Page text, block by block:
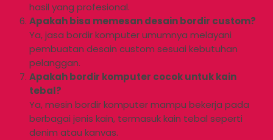
hasil yang profesional.
Apakah bisa memesan desain bordir custom?
Ya, jasa bordir komputer umumnya melayani
pembuatan desain custom sesuai kebutuhan
pelanggan.
Apakah bordir komputer cocok untuk kain
tebal?
Ya, mesin bordir komputer mampu bekerja pada
berbagai jenis kain, termasuk kain tebal seperti
denim atau kanvas.